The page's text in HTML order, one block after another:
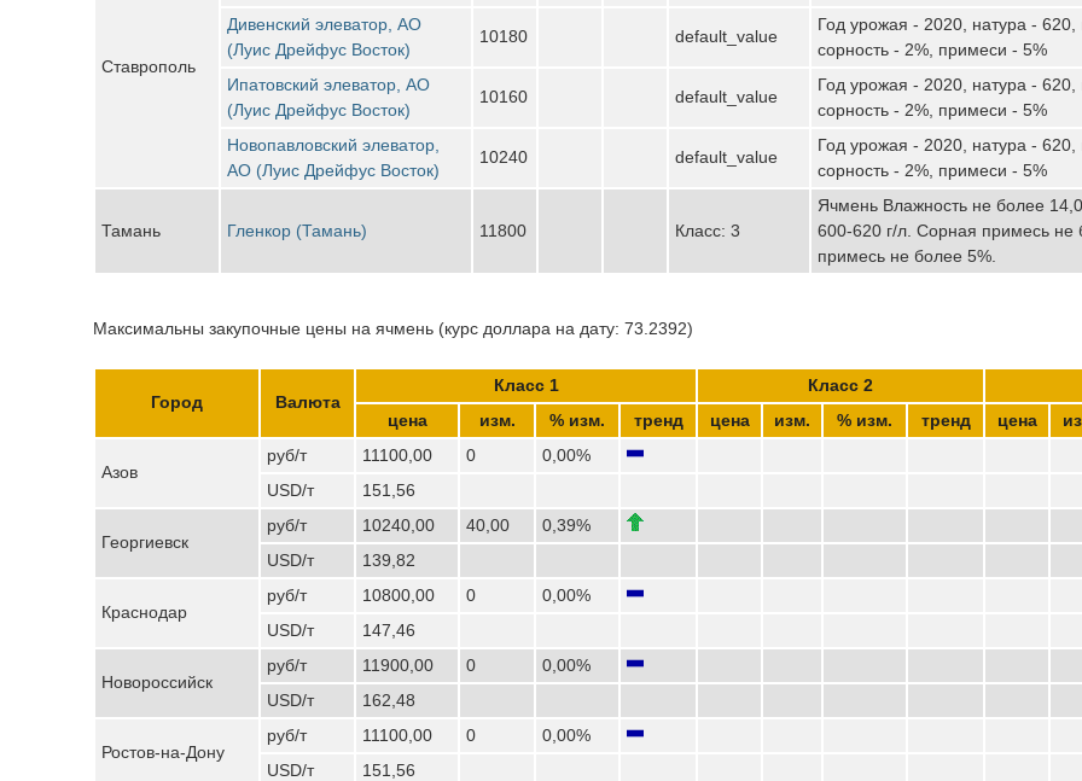
Ставрополь
Дивенский элеватор, АО
(Луис Дрейфус Восток)
10180 default_value
Год урожая - 2020, натура - 620,
сорность - 2%, примеси - 5%
Ипатовский элеватор, АО
(Луис Дрейфус Восток)
10160 default_value
Год урожая - 2020, натура - 620,
сорность - 2%, примеси - 5%
Новопавловский элеватор,
АО (Луис Дрейфус Восток)
10240 default_value
Год урожая - 2020, натура - 620,
сорность - 2%, примеси - 5%
Тамань Гленкор (Тамань) 11800 Класс: 3
Ячмень Влажность не более
600-620 г/л. Сорная примесь не
примесь не более 5%.
Максимальны закупочные цены на ячмень (курс доллара на дату: 73.2392)
Город Валюта
Класс 1
Класс 2
цена
изм. % изм. тренд цена изм. % изм. тренд цена
Азов
руб/т 11100,00 0
0,00%
USD/т
151,56
Георгиевск
руб/т 10240,00 40,00
0,39%
USD/т
139,82
Краснодар
руб/т 10800,00 0
0,00%
USD/т
147,46
Новороссийск
руб/т 11900,00 0
0,00%
USD/т
162,48
Ростов-на-Дону
руб/т 11100,00 0
0,00%
USD/т
151,56